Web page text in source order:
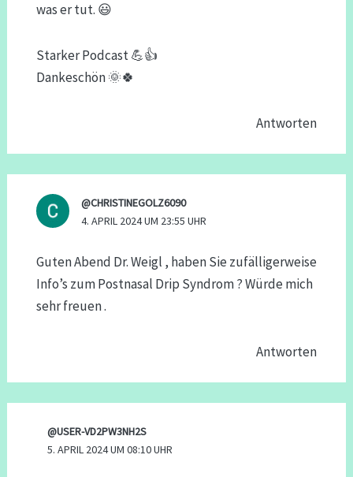
was er tut. 😃
Starker Podcast 💪👍
Dankeschön 🌞🍀
Antworten
@CHRISTINEGOLZ6090
4. APRIL 2024 UM 23:55 UHR
Guten Abend Dr. Weigl , haben Sie zufälligerweise
Info’s zum Postnasal Drip Syndrom ? Würde mich
sehr freuen .
Antworten
@USER-VD2PW3NH2S
5. APRIL 2024 UM 08:10 UHR